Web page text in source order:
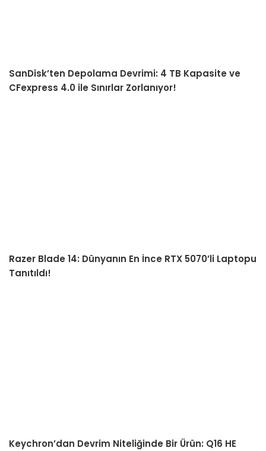
SanDisk’ten Depolama Devrimi: 4 TB Kapasite ve
CFexpress 4.0 ile Sınırlar Zorlanıyor!
Razer Blade 14: Dünyanın En İnce RTX 5070’li Laptopu
Tanıtıldı!
Keychron’dan Devrim Niteliğinde Bir Ürün: Q16 HE